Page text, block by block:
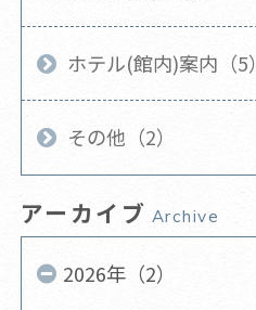
ホテル(館内)案内（5）
その他（2）
アーカイブ Archive
2026年（2）